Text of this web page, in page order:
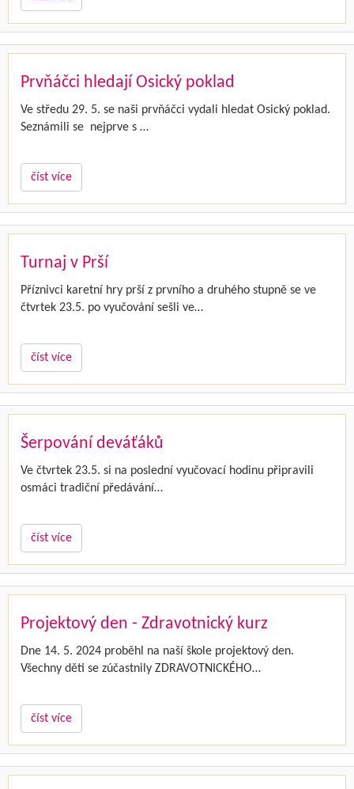
Prvňáčci hledají Osický poklad
Ve středu 29. 5. se naši prvňáčci vydali hledat Osický poklad.
Seznámili se nejprve s …
číst více
Turnaj v Prší
Příznivci karetní hry prší z prvního a druhého stupně se ve
čtvrtek 23.5. po vyučování sešli ve…
číst více
Šerpování deváťáků
Ve čtvrtek 23.5. si na poslední vyučovací hodinu připravili
osmáci tradiční předávání…
číst více
Projektový den - Zdravotnický kurz
Dne 14. 5. 2024 proběhl na naší škole projektový den.
Všechny děti se zúčastnily ZDRAVOTNICKÉHO…
číst více